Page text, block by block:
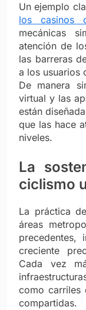
Un ejemplo
los casinos
mecánicas
atención de
las barreras
a los usuarios
De manera
virtual y las
están
que las hace
niveles.
La
ciclismo
La práctica
áreas
precedentes,
creciente
Cada vez
como carriles
compartidas.